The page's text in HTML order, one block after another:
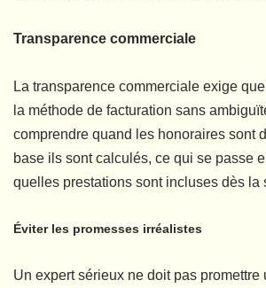
Transparence commerciale
La transparence commerciale exige
la méthode de facturation sans
comprendre quand les honoraires sont
base ils sont calculés, ce qui se passe
quelles prestations sont incluses dès la
Éviter les promesses irréalistes
Un expert sérieux ne doit pas promettre